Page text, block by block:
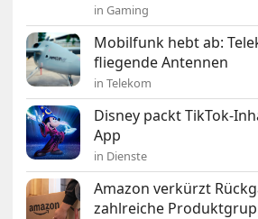
in Gaming
Mobilfunk hebt ab:
fliegende Antennen
in Telekom
Disney packt TikTok-
App
in Dienste
Amazon verkürzt
zahlreiche